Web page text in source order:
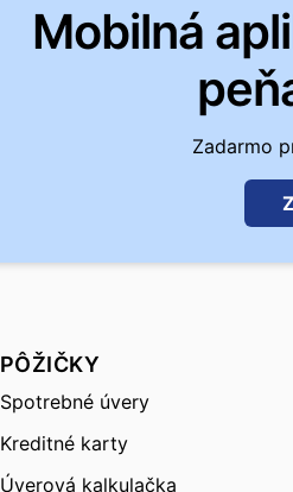
Mobilná
Zadarmo
PÔŽIČKY
Spotrebné úvery
Kreditné karty
Úverová kalkulačka